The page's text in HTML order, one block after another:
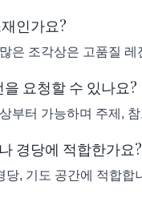
인가요?
은 조각상은 고품질
요청할 수 있나요?
부터 가능하며 주제,
경당에 적합한가요?
당, 기도 공간에 적합